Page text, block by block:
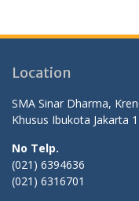
Location
SMA Sinar Dharma,
Khusus Ibukota Jakarta
No Telp.
(021) 6394636
(021) 6316701